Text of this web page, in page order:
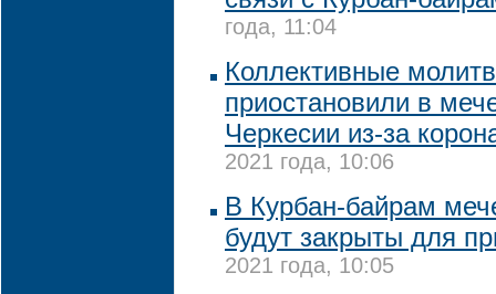
года, 11:04
Коллективные
приостановили в
Черкесии из-за
2021 года, 10:06
В Курбан-байрам
будут закрыты для
2021 года, 10:05